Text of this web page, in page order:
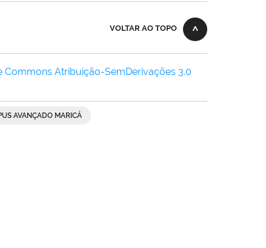
VOLTAR AO TOPO
Commons Atribuição-SemDerivações 3.0
AVANÇADO MARICÁ